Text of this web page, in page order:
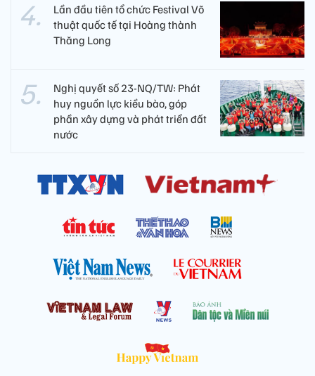
Lần đầu tiên tổ chức Festival Võ
thuật quốc tế tại Hoàng thành
Thăng Long
Nghị quyết số 23-NQ/TW: Phát
huy nguồn lực kiều bào, góp
phần xây dựng và phát triển đất
nước